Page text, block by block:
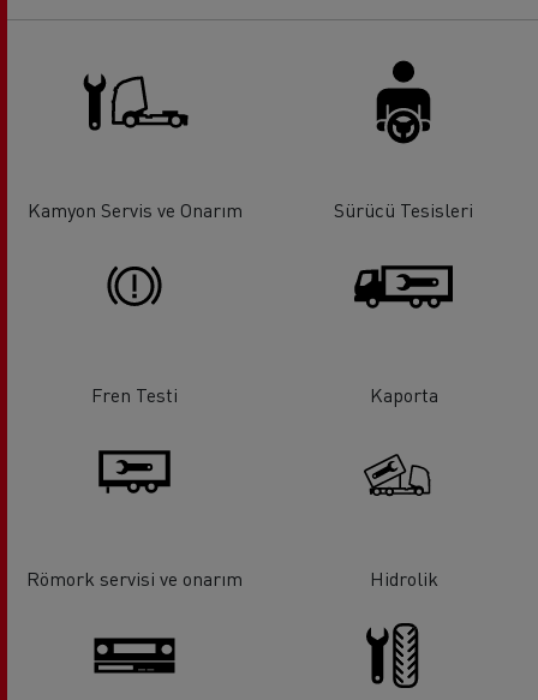
Kamyon Servis ve Onarım Sürücü Tesisleri
Fren Testi Kaporta
Römork servisi ve onarım Hidrolik